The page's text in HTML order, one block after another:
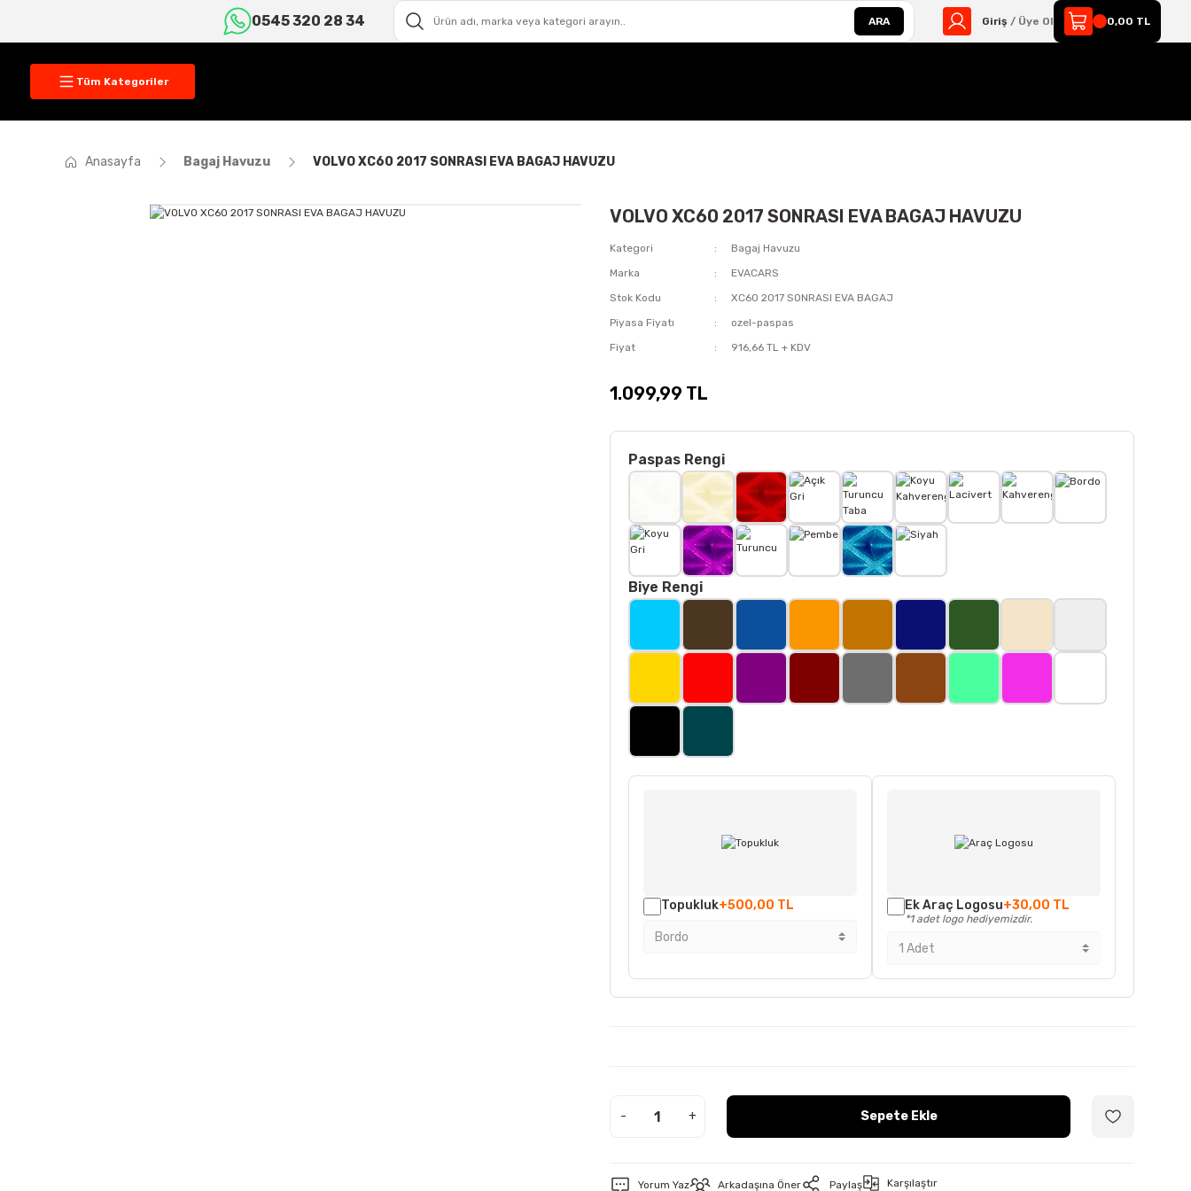
0545 320 28 34 ARA Giriş / Üye Ol 0,00 TL
Tüm Kategoriler
Anasayfa Bagaj Havuzu VOLVO XC60 2017 SONRASI EVA BAGAJ HAVUZU
VOLVO XC60 2017 SONRASI EVA BAGAJ HAVUZU
Kategori
Bagaj Havuzu
Marka
EVACARS
Stok Kodu
XC60 2017 SONRASI EVA BAGAJ
Piyasa Fiyatı
ozel-paspas
Fiyat
916,66 TL + KDV
1.099,99 TL
Paspas Rengi
Biye Rengi
Topukluk+500,00 TL Ek Araç Logosu+30,00 TL
*1 adet logo hediyemizdir.
- + Sepete Ekle
Yorum Yaz Arkadaşına Öner Paylaş Karşılaştır